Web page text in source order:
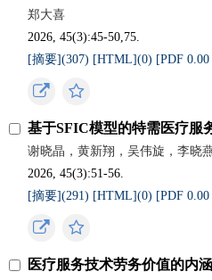
郑大喜
2026, 45(3):45-50,75.
[摘要](307) [HTML](0) [PDF
基于SFIC模型的特需医疗服
谢晓晶，黄新翔，吴伟旋，李晓
2026, 45(3):51-56.
[摘要](291) [HTML](0) [PDF
医疗服务技术劳务价值的内